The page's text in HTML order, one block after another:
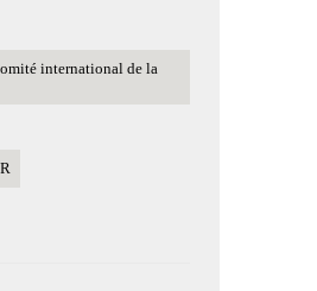
international de la